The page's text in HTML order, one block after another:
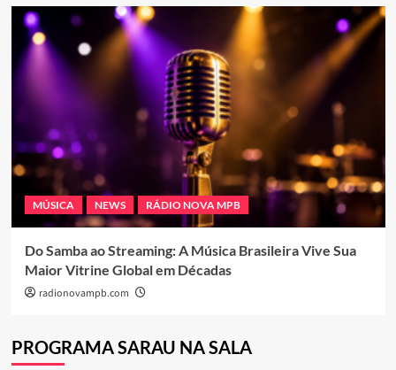
MÚSICA NEWS RÁDIO NOVA MPB
Do Samba ao Streaming: A Música Brasileira Vive Sua
Maior Vitrine Global em Décadas
radionovampb.com
PROGRAMA SARAU NA SALA